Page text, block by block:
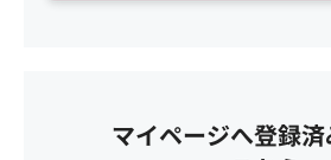
マイページへ登録